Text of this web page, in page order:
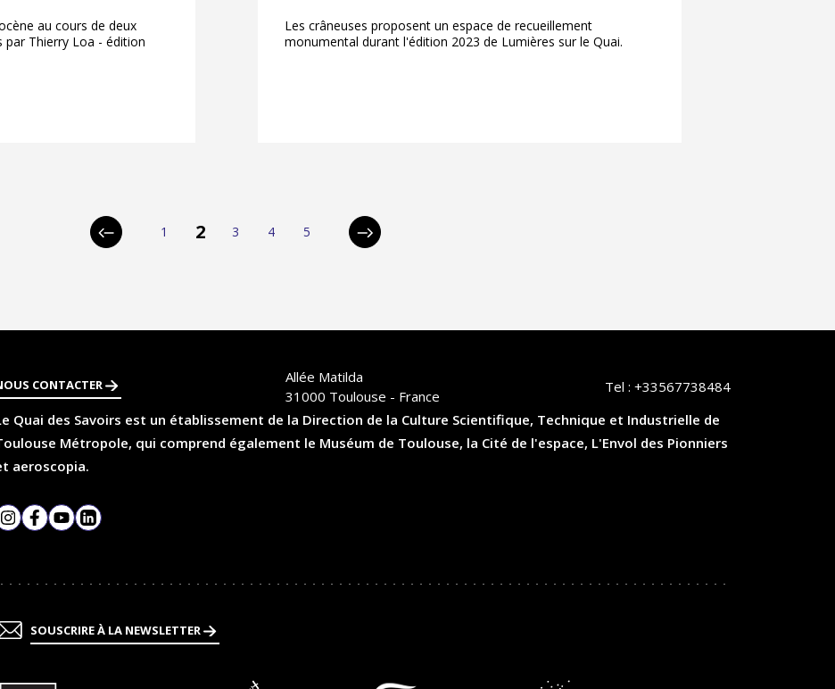
au cours de deux
par Thierry Loa - édition
Les crâneuses proposent un espace de recueillement
monumental durant l'édition 2023 de Lumières sur le Quai.
pagination
Page
Page
1 Page
2 Page
3 Page
4 Page
5
Page
CONTACTER
Allée Matilda
31000 Toulouse - France
Tel : +33567738484
Quai des Savoirs est un établissement de la Direction de la Culture Scientifique, Technique et Industrielle de
Métropole, qui comprend également le Muséum de Toulouse, la Cité de l'espace, L'Envol des Pionniers
aeroscopia.
Instagram
Facebook
YouTubeLinkedIn
SOUSCRIRE À LA NEWSLETTER